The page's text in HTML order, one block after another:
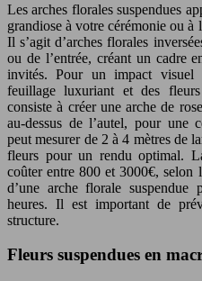
Les arches florales suspendues
grandiose à votre cérémonie ou à
Il s’agit d’arches florales
ou de l’entrée, créant un cadre
invités. Pour un impact visuel
feuillage luxuriant et des
consiste à créer une arche de
au-dessus de l’autel, pour une
peut mesurer de 2 à 4 mètres de
fleurs pour un rendu optimal.
coûter entre 800 et 3000€, selon
d’une arche florale
heures. Il est important de
structure.
Fleurs suspendues en